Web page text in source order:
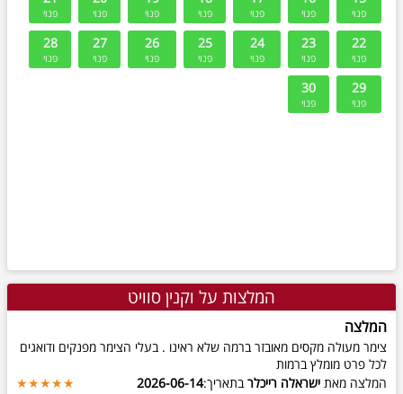
המלצות על וקנין סוויט
המלצה
צימר מעולה מקסים מאובזר ברמה שלא ראינו . בעלי הצימר מפנקים ודואגים
לכל פרט מומלץ ברמות
המלצה מאת ישראלה רייכלר בתאריך:2026-06-14
★★★★★